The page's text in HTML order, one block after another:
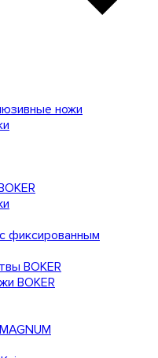
ножи
фиксированным
BOKER
BOKER